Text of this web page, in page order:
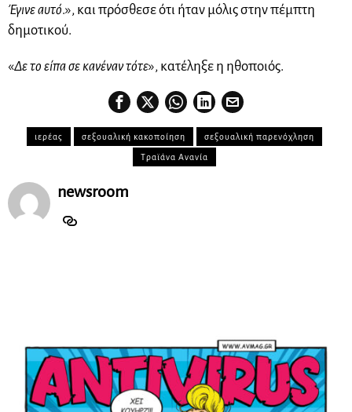
Έγινε αυτό.», και πρόσθεσε ότι ήταν μόλις στην πέμπτη
δημοτικού.
«Δε το είπα σε κανέναν τότε», κατέληξε η ηθοποιός.
ιερέας σεξουαλική κακοποίηση σεξουαλική παρενόχληση
Τραϊάνα Ανανία
newsroom